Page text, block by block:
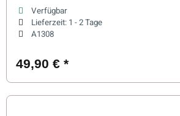
Verfügbar
Lieferzeit: 1 - 2 Tage
A1308
49,90 € *